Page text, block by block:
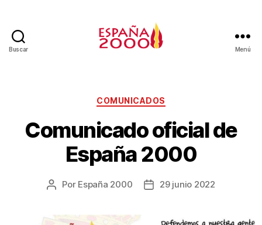
Buscar Menú
COMUNICADOS
Comunicado oficial de
España 2000
Por España 2000 29 junio 2022